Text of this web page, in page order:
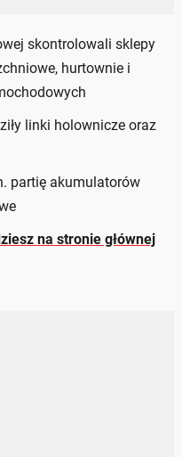
skontrolowali sklepy
hurtownie i
linki holownicze oraz
partię akumulatorów
na stronie głównej